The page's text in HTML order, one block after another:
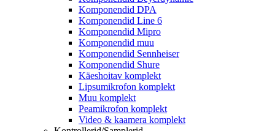
Komponendid DPA
Komponendid Line 6
Komponendid Mipro
Komponendid muu
Komponendid Sennheiser
Komponendid Shure
Käeshoitav komplekt
Lipsumikrofon komplekt
Muu komplekt
Peamikrofon komplekt
Video & kaamera komplekt